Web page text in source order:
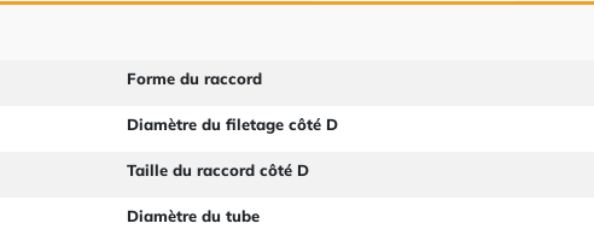
Forme du raccord
Diamètre du filetage côté D
Taille du raccord côté D
Diamètre du tube